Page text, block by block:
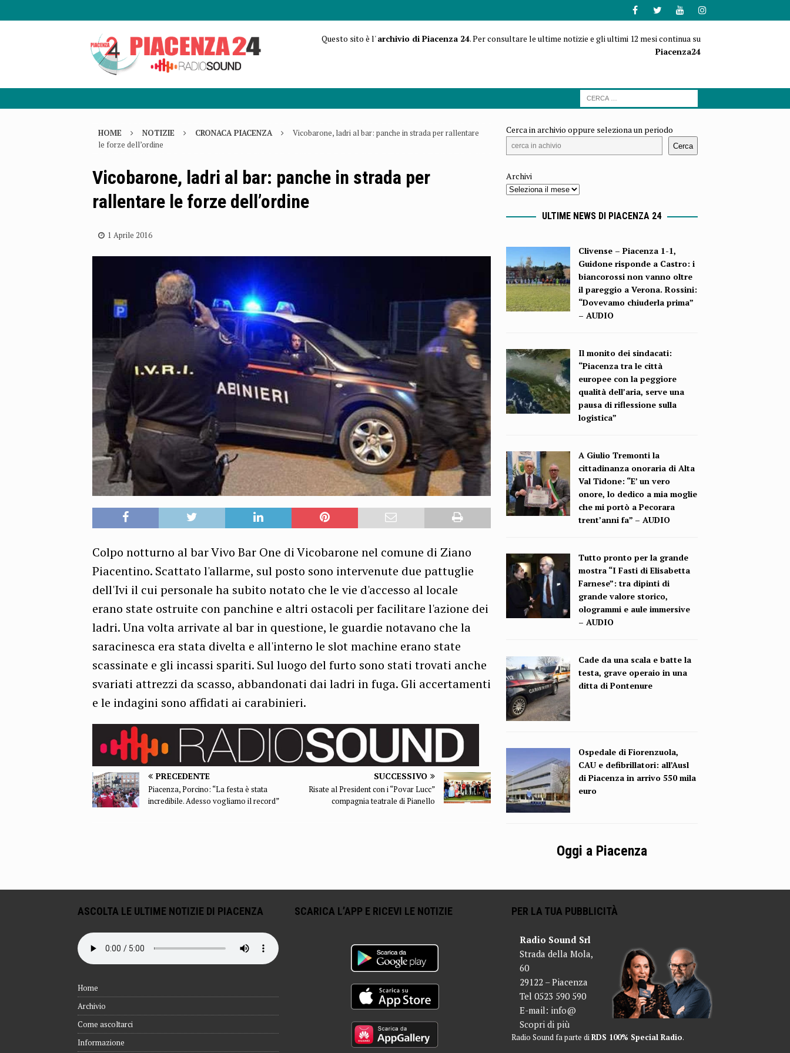
Questo sito è l'archivio di Piacenza 24. Per consultare le ultime notizie e gli ultimi 12 mesi continua su
Piacenza24
HOME NOTIZIE CRONACA PIACENZA
Vicobarone, ladri al bar: panche in strada per rallentare
le forze dell’ordine
Vicobarone, ladri al bar: panche in strada per
rallentare le forze dell’ordine
1 Aprile 2016
Colpo notturno al bar Vivo Bar One di Vicobarone nel comune di Ziano
Piacentino. Scattato l'allarme, sul posto sono intervenute due pattuglie
dell'Ivi il cui personale ha subito notato che le vie d'accesso al locale
erano state ostruite con panchine e altri ostacoli per facilitare l'azione dei
ladri. Una volta arrivate al bar in questione, le guardie notavano che la
saracinesca era stata divelta e all'interno le slot machine erano state
scassinate e gli incassi spariti. Sul luogo del furto sono stati trovati anche
svariati attrezzi da scasso, abbandonati dai ladri in fuga. Gli accertamenti
e le indagini sono affidati ai carabinieri.
PRECEDENTE
Piacenza, Porcino: “La festa è stata
incredibile. Adesso vogliamo il record”
SUCCESSIVO
Risate al President con i “Povar Lucc”
compagnia teatrale di Pianello
Cerca in archivio oppure seleziona un periodo
Cerca
Archivi
ULTIME NEWS DI PIACENZA 24
Clivense – Piacenza 1-1,
Guidone risponde a Castro: i
biancorossi non vanno oltre
il pareggio a Verona. Rossini:
“Dovevamo chiuderla prima”
– AUDIO
Il monito dei sindacati:
“Piacenza tra le città
europee con la peggiore
qualità dell’aria, serve una
pausa di riflessione sulla
logistica”
A Giulio Tremonti la
cittadinanza onoraria di Alta
Val Tidone: “E’ un vero
onore, lo dedico a mia moglie
che mi portò a Pecorara
trent’anni fa” – AUDIO
Tutto pronto per la grande
mostra “I Fasti di Elisabetta
Farnese”: tra dipinti di
grande valore storico,
ologrammi e aule immersive
– AUDIO
Cade da una scala e batte la
testa, grave operaio in una
ditta di Pontenure
Ospedale di Fiorenzuola,
CAU e defibrillatori: all’Ausl
di Piacenza in arrivo 550 mila
euro
Oggi a Piacenza
ASCOLTA LE ULTIME NOTIZIE DI PIACENZA
Home
Archivio
Come ascoltarci
Informazione
SCARICA L’APP E RICEVI LE NOTIZIE PER LA TUA PUBBLICITÀ
Radio Sound Srl
Strada della Mola,
60
29122 – Piacenza
Tel 0523 590 590
E-mail: info@
Scopri di più
Radio Sound fa parte diRDS 100% Special Radio.